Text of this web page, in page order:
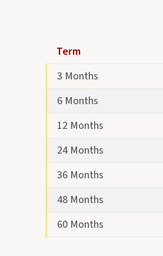
Term,
Dividend
Rate,
APY
for
Certificates
(CDs)
Term
3 Months
6 Months
12 Months
24 Months
36 Months
48 Months
60 Months